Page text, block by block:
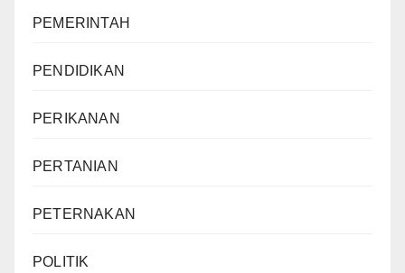
PEMERINTAH
PENDIDIKAN
PERIKANAN
PERTANIAN
PETERNAKAN
POLITIK